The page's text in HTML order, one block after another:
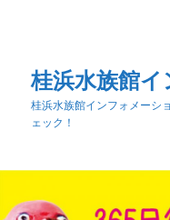
桂浜水族館
桂浜水族館インフォメーシ
ェック！